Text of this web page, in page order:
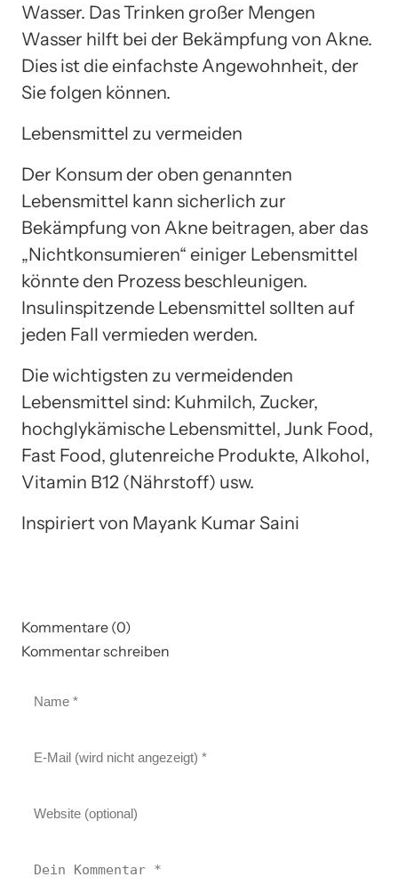
Wasser. Das Trinken großer Mengen
Wasser hilft bei der Bekämpfung von Akne.
Dies ist die einfachste Angewohnheit, der
Sie folgen können.
Lebensmittel zu vermeiden
Der Konsum der oben genannten
Lebensmittel kann sicherlich zur
Bekämpfung von Akne beitragen, aber das
„Nichtkonsumieren“ einiger Lebensmittel
könnte den Prozess beschleunigen.
Insulinspitzende Lebensmittel sollten auf
jeden Fall vermieden werden.
Die wichtigsten zu vermeidenden
Lebensmittel sind: Kuhmilch, Zucker,
hochglykämische Lebensmittel, Junk Food,
Fast Food, glutenreiche Produkte, Alkohol,
Vitamin B12 (Nährstoff) usw.
Inspiriert von Mayank Kumar Saini
Kommentare (0)
Kommentar schreiben